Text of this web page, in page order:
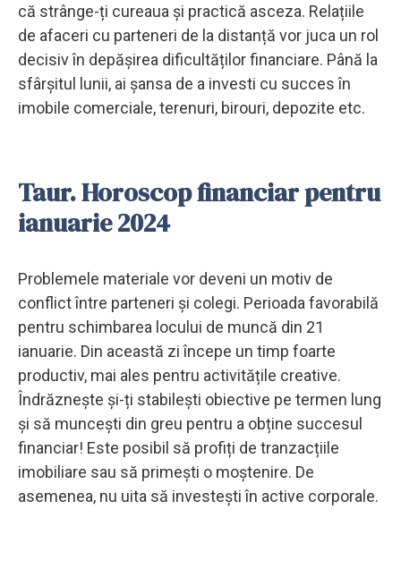
că strânge-ți cureaua și practică asceza. Relațiile
de afaceri cu parteneri de la distanță vor juca un rol
decisiv în depășirea dificultăților financiare. Până la
sfârșitul lunii, ai șansa de a investi cu succes în
imobile comerciale, terenuri, birouri, depozite etc.
Taur. Horoscop financiar pentru
ianuarie 2024
Problemele materiale vor deveni un motiv de
conflict între parteneri și colegi. Perioada favorabilă
pentru schimbarea locului de muncă din 21
ianuarie. Din această zi începe un timp foarte
productiv, mai ales pentru activitățile creative.
Îndrăznește și-ți stabilești obiective pe termen lung
și să muncești din greu pentru a obține succesul
financiar! Este posibil să profiți de tranzacțiile
imobiliare sau să primești o moștenire. De
asemenea, nu uita să investești în active corporale.